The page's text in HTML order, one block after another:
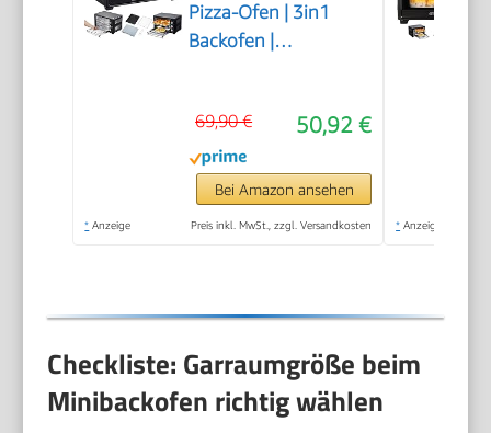
Pizza-Ofen | 3in1
Backofen |
Krümelblech |
Ober-/Unterhitze |
Konvektion | 60
minTimer | 1.600
50,92 €
69,90 €
Bei Amazon ansehen
* Anzeige Preis inkl. MwSt., zzgl. Versandkosten * Anzeige
Checkliste: Garraumgröße beim
Minibackofen richtig wählen